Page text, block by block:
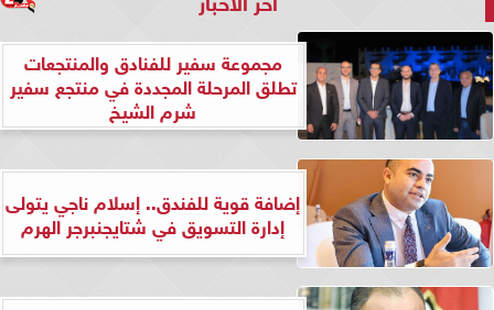
مجموعة سفير للفنادق والمنتجعات
تطلق المرحلة المجددة في منتجع سفير
شرم الشيخ
إضافة قوية للفندق.. إسلام ناجي يتولى
إدارة التسويق في شتايجنبرجر الهرم